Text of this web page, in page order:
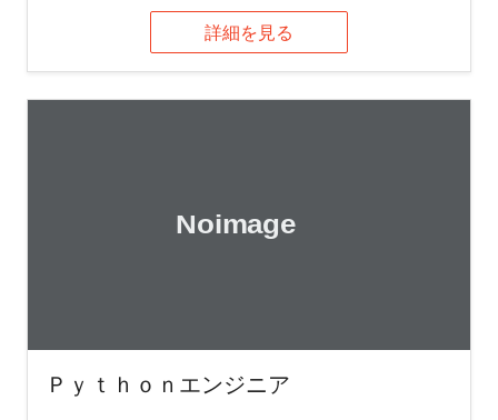
詳細を見る
Ｐｙｔｈｏｎエンジニア